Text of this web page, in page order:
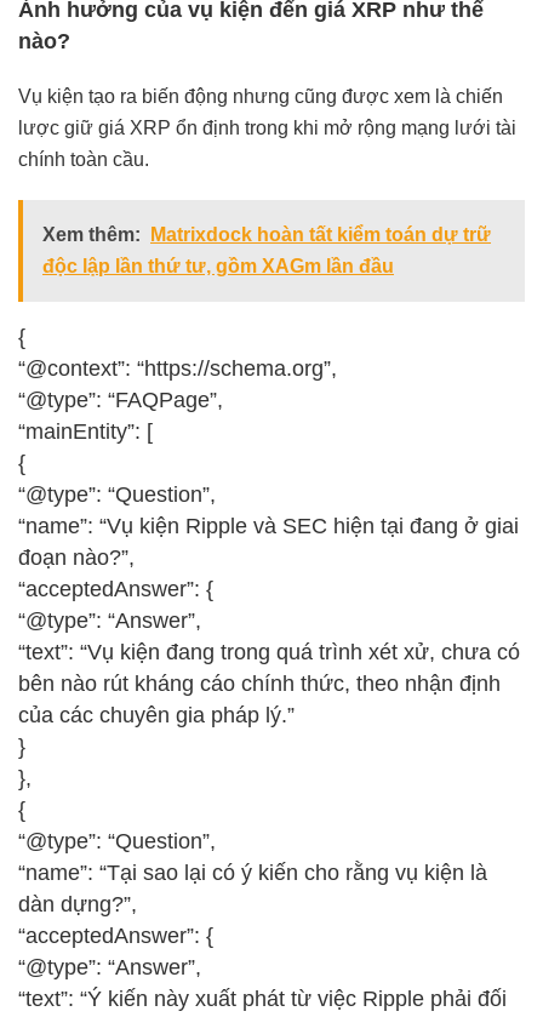
Ảnh hưởng của vụ kiện đến giá XRP như thế
nào?
Vụ kiện tạo ra biến động nhưng cũng được xem là chiến
lược giữ giá XRP ổn định trong khi mở rộng mạng lưới tài
chính toàn cầu.
Xem thêm:
Matrixdock hoàn tất kiểm toán dự trữ
độc lập lần thứ tư, gồm XAGm lần đầu
{
“@context”: “https://schema.org”,
“@type”: “FAQPage”,
“mainEntity”: [
{
“@type”: “Question”,
“name”: “Vụ kiện Ripple và SEC hiện tại đang ở giai
đoạn nào?”,
“acceptedAnswer”: {
“@type”: “Answer”,
“text”: “Vụ kiện đang trong quá trình xét xử, chưa có
bên nào rút kháng cáo chính thức, theo nhận định
của các chuyên gia pháp lý.”
}
},
{
“@type”: “Question”,
“name”: “Tại sao lại có ý kiến cho rằng vụ kiện là
dàn dựng?”,
“acceptedAnswer”: {
“@type”: “Answer”,
“text”: “Ý kiến này xuất phát từ việc Ripple phải đối